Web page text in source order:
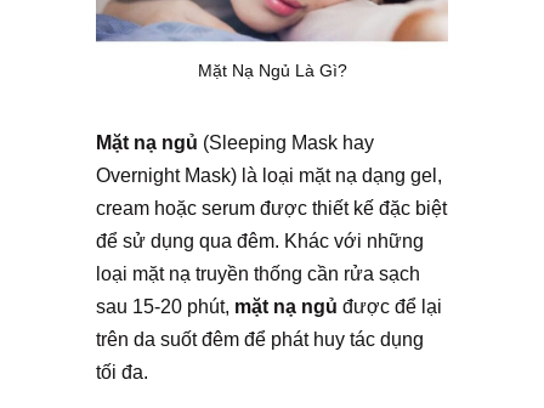
Mặt Nạ Ngủ Là Gì?
Mặt nạ ngủ (Sleeping Mask hay
Overnight Mask) là loại mặt nạ dạng gel,
cream hoặc serum được thiết kế đặc biệt
để sử dụng qua đêm. Khác với những
loại mặt nạ truyền thống cần rửa sạch
sau 15-20 phút, mặt nạ ngủ được để lại
trên da suốt đêm để phát huy tác dụng
tối đa.